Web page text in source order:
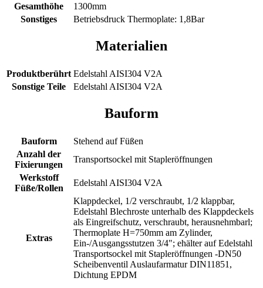
Gesamthöhe
1300mm
Sonstiges
Betriebsdruck Thermoplate: 1,8Bar
Materialien
Produktberührt Edelstahl AISI304 V2A
Sonstige Teile
Edelstahl AISI304 V2A
Bauform
Bauform
Stehend auf Füßen
Anzahl der
Fixierungen
Transportsockel mit Stapleröffnungen
Werkstoff
Füße/Rollen
Edelstahl AISI304 V2A
Extras
Klappdeckel, 1/2 verschraubt, 1/2 klappbar,
Edelstahl Blechroste unterhalb des Klappdeckels
als Eingreifschutz, verschraubt, herausnehmbarl;
Thermoplate H=750mm am Zylinder,
Ein-/Ausgangsstutzen 3/4"; ehälter auf Edelstahl
Transportsockel mit Stapleröffnungen -DN50
Scheibenventil Auslaufarmatur DIN11851,
Dichtung EPDM